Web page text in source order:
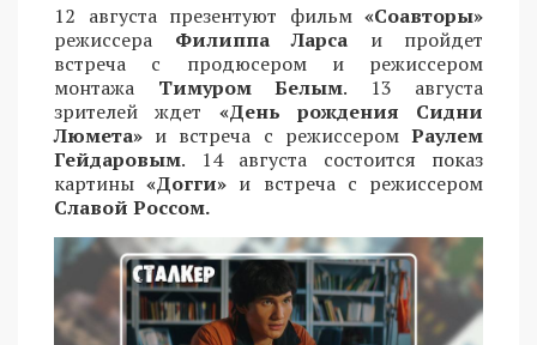
12 августа презентуют фильм «Соавторы»
режиссера Филиппа Ларса и пройдет
встреча с продюсером и режиссером
монтажа Тимуром Белым. 13 августа
зрителей ждет «День рождения Сидни
Люмета» и встреча с режиссером Раулем
Гейдаровым. 14 августа состоится показ
картины«Догги» и встреча с режиссером
Славой Россом.